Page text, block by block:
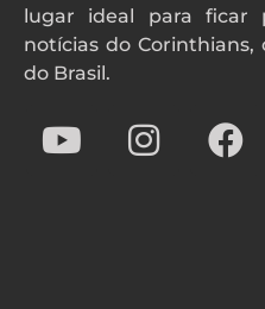
lugar ideal para ficar
notícias do
do Brasil.